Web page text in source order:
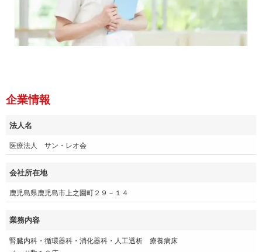
企業情報
法人名
医療法人 サン・レオ会
会社所在地
鹿児島県鹿児島市上之園町２９－１４
業務内容
腎臓内科・循環器科・消化器科・人工透析 療養病床